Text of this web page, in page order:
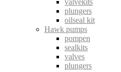
valvekits
plungers
oilseal kit
Hawk pumps
pompen
sealkits
valves
plungers